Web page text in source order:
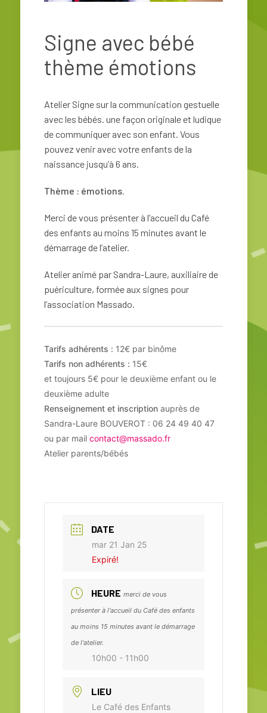
Signe avec bébé
thème émotions
Atelier Signe sur la communication gestuelle
avec les bébés. une façon originale et ludique
de communiquer avec son enfant. Vous
pouvez venir avec votre enfants de la
naissance jusqu’à 6 ans.
Thème : émotions.
Merci de vous présenter à l’accueil du Café
des enfants au moins 15 minutes avant le
démarrage de l’atelier.
Atelier animé par Sandra-Laure, auxiliaire de
puériculture, formée aux signes pour
l’association Massado.
Tarifs adhérents : 12€ par binôme
Tarifs non adhérents : 15€
et toujours 5€ pour le deuxième enfant ou le
deuxième adulte
Renseignement et inscription auprès de
Sandra-Laure BOUVEROT : 06 24 49 40 47
ou par mail contact@massado.fr
Atelier parents/bébés
DATE
mar 21 Jan 25
Expiré!
HEURE merci de vous
présenter à l'accueil du Café des enfants
au moins 15 minutes avant le démarrage
de l'atelier.
10h00 - 11h00
LIEU
Le Café des Enfants